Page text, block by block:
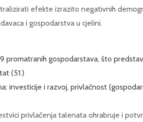
efekte izrazito negativnih
i gospodarstva u cjelini.
promatranih gospodarstava, što
(51.)
investicije i razvoj, privlačnost
privlačenja talenata ohrabruje i